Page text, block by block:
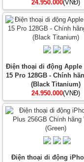
24.950.000(VNĐ)
Điện thoại di động Apple
15 Pro 128GB - Chính
(Black Titanium)
24.950.000(VNĐ)
Điện thoại di động